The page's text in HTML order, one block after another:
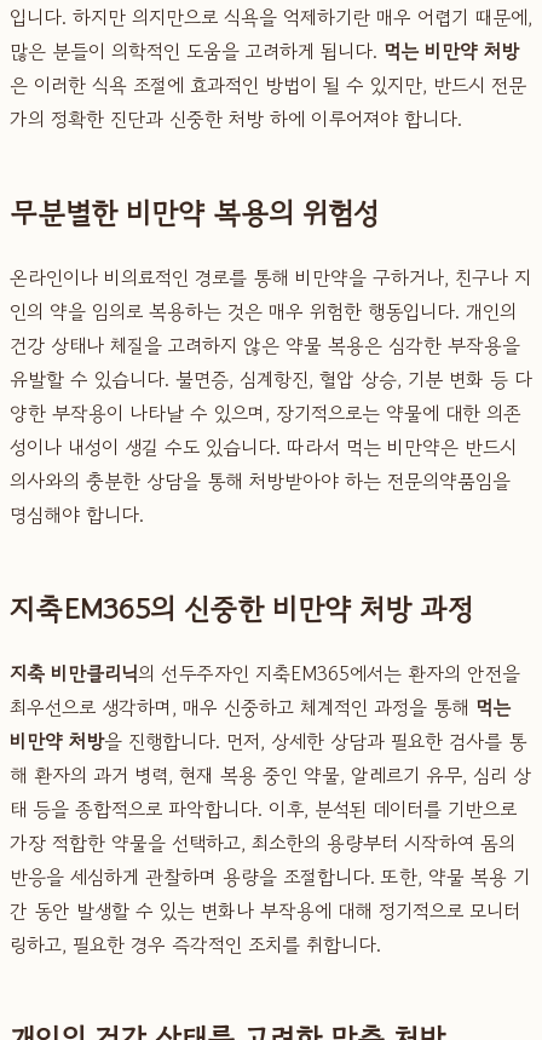
입니다. 하지만 의지만으로 식욕을 억제하기란 매우 어렵기 때문에,
많은 분들이 의학적인 도움을 고려하게 됩니다. 먹는 비만약 처방
은 이러한 식욕 조절에 효과적인 방법이 될 수 있지만, 반드시 전문
가의 정확한 진단과 신중한 처방 하에 이루어져야 합니다.
무분별한 비만약 복용의 위험성
온라인이나 비의료적인 경로를 통해 비만약을 구하거나, 친구나 지
인의 약을 임의로 복용하는 것은 매우 위험한 행동입니다. 개인의
건강 상태나 체질을 고려하지 않은 약물 복용은 심각한 부작용을
유발할 수 있습니다. 불면증, 심계항진, 혈압 상승, 기분 변화 등 다
양한 부작용이 나타날 수 있으며, 장기적으로는 약물에 대한 의존
성이나 내성이 생길 수도 있습니다. 따라서 먹는 비만약은 반드시
의사와의 충분한 상담을 통해 처방받아야 하는 전문의약품임을
명심해야 합니다.
지축EM365의 신중한 비만약 처방 과정
지축 비만클리닉의 선두주자인 지축EM365에서는 환자의 안전을
최우선으로 생각하며, 매우 신중하고 체계적인 과정을 통해 먹는
비만약 처방을 진행합니다. 먼저, 상세한 상담과 필요한 검사를 통
해 환자의 과거 병력, 현재 복용 중인 약물, 알레르기 유무, 심리 상
태 등을 종합적으로 파악합니다. 이후, 분석된 데이터를 기반으로
가장 적합한 약물을 선택하고, 최소한의 용량부터 시작하여 몸의
반응을 세심하게 관찰하며 용량을 조절합니다. 또한, 약물 복용 기
간 동안 발생할 수 있는 변화나 부작용에 대해 정기적으로 모니터
링하고, 필요한 경우 즉각적인 조치를 취합니다.